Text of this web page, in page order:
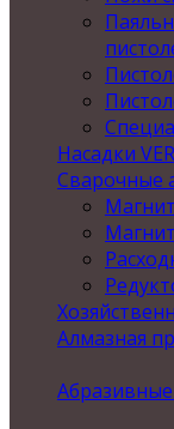
Насадки
Сварочные
Алмазная